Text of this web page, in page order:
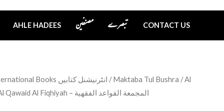
AHLE HADEES مصنفین تبصرے CONTACT US
International Books انٹرنیشنل کتابیں /Maktaba Tul Bushra / Al
Majmuah Al Qawaid Al Fiqhiyah – المجمعة القواعد الفقهية